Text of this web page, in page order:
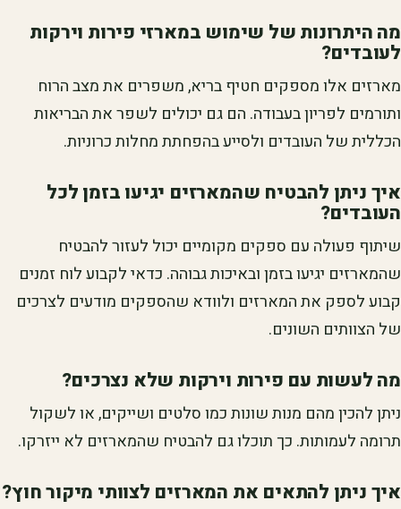
מה היתרונות של שימוש במארזי פירות וירקות
לעובדים?
מארזים אלו מספקים חטיף בריא, משפרים את מצב הרוח
ותורמים לפריון בעבודה. הם גם יכולים לשפר את הבריאות
הכללית של העובדים ולסייע בהפחתת מחלות כרוניות.
איך ניתן להבטיח שהמארזים יגיעו בזמן לכל
העובדים?
שיתוף פעולה עם ספקים מקומיים יכול לעזור להבטיח
שהמארזים יגיעו בזמן ובאיכות גבוהה. כדאי לקבוע לוח זמנים
קבוע לספק את המארזים ולוודא שהספקים מודעים לצרכים
של הצוותים השונים.
מה לעשות עם פירות וירקות שלא נצרכים?
ניתן להכין מהם מנות שונות כמו סלטים ושייקים, או לשקול
תרומה לעמותות. כך תוכלו גם להבטיח שהמארזים לא ייזרקו.
איך ניתן להתאים את המארזים לצוותי מיקור חוץ?